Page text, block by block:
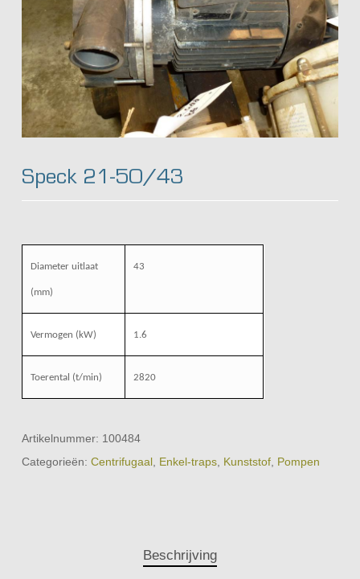
Speck 21-50/43
Diameter uitlaat
(mm)
43
Vermogen (kW) 1.6
Toerental (t/min) 2820
Artikelnummer: 100484
Categorieën: Centrifugaal, Enkel-traps, Kunststof, Pompen
Beschrijving